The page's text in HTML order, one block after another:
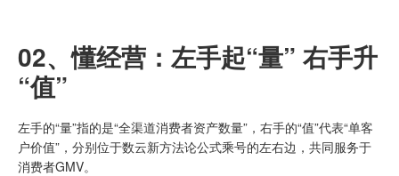
02、懂经营： 左手起“量” 右手升
“值”
左手的“量”指的是“全渠道消费者资产数量”，右手的“值”代表“单客
户价值”，分别位于数云新方法论公式乘号的左右边，共同服务于
消费者GMV。